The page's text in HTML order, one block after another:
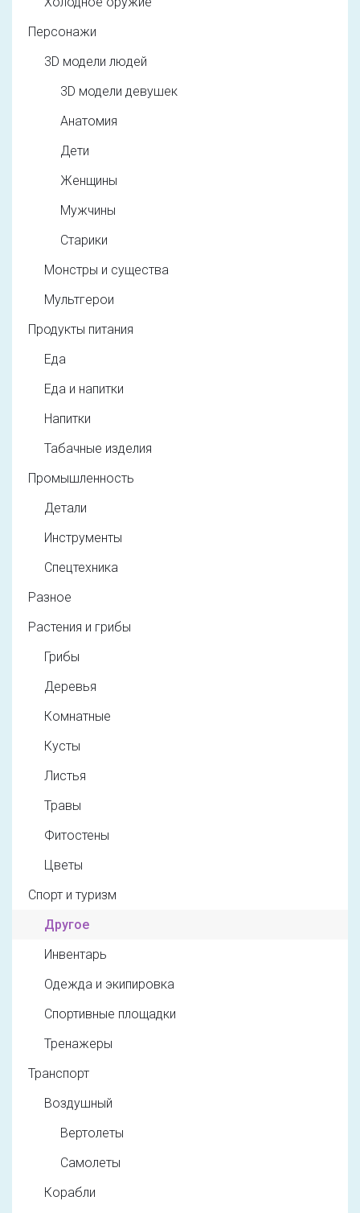
Персонажи
3D модели людей
3D модели девушек
Анатомия
Дети
Женщины
Мужчины
Старики
Монстры и существа
Мультгерои
Продукты питания
Еда
Еда и напитки
Напитки
Табачные изделия
Промышленность
Детали
Инструменты
Спецтехника
Разное
Растения и грибы
Грибы
Деревья
Комнатные
Кусты
Листья
Травы
Фитостены
Цветы
Спорт и туризм
Другое
Инвентарь
Одежда и экипировка
Спортивные площадки
Тренажеры
Транспорт
Воздушный
Вертолеты
Самолеты
Корабли